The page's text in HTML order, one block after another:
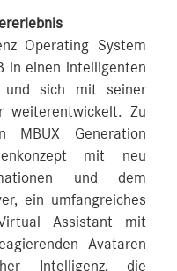
Operating System
in einen intelligenten
und sich mit seiner
weiterentwickelt. Zu
MBUX Generation
mit neu
und dem
ein umfangreiches
Assistant mit
Avataren
Intelligenz, die